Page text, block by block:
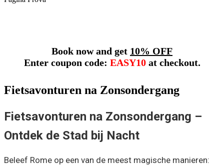
Book now and get 10% OFF
Enter coupon code: EASY10at checkout.
Fietsavonturen na Zonsondergang
Fietsavonturen na Zonsondergang –
Ontdek de Stad bij Nacht
Beleef Rome op een van de meest magische manieren: